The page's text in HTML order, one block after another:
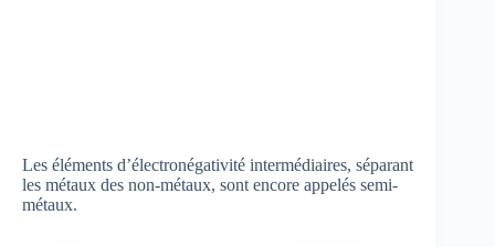
Les éléments d’électronégativité intermédiaires, séparant
les métaux des non-métaux, sont encore appelés semi-
métaux.